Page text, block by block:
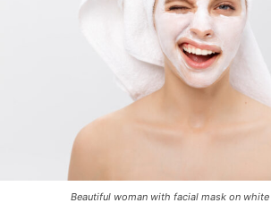
Beautiful woman with facial mask on